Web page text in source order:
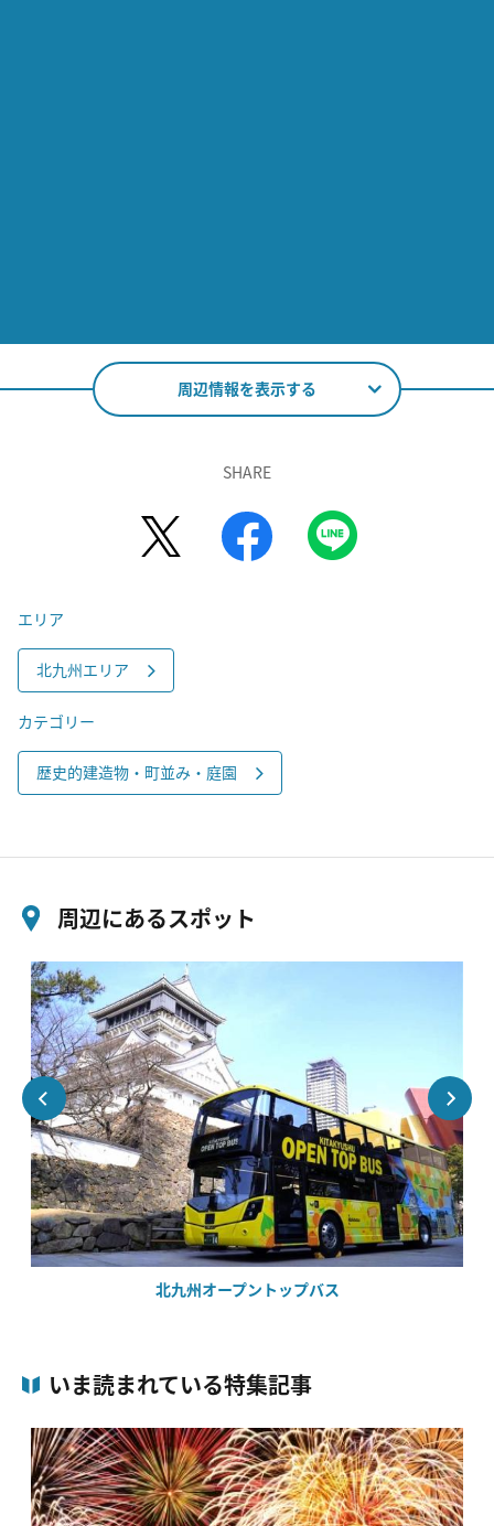
周辺情報を表示する
SHARE
エリア
北九州エリア
カテゴリー
歴史的建造物・町並み・庭園
周辺にあるスポット
北九州オープントップバス
いま読まれている特集記事